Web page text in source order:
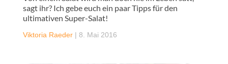
sagt ihr? Ich gebe euch ein paar Tipps für den
ultimativen Super-Salat!
Viktoria Raeder | 8. Mai 2016